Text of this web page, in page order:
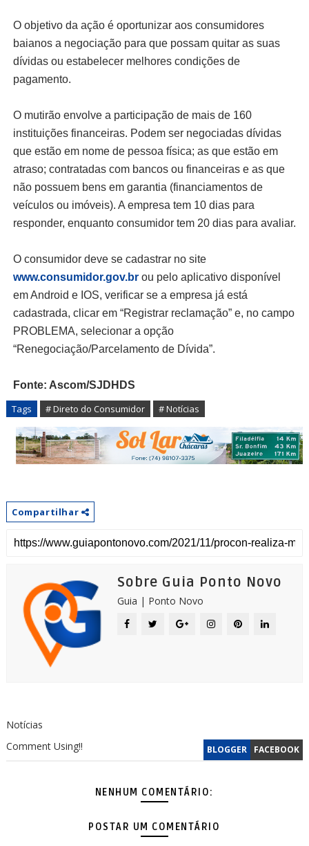
O objetivo da ação é oportunizar aos consumidores
baianos a negociação para que possam quitar as suas
dívidas ou estabelecer melhores condições de
pagamento.
O mutirão envolve a participação de mais de 160
instituições financeiras. Podem ser negociadas dívidas
que estão em nome de pessoa física; as que estão em
atraso; contratadas com bancos ou financeiras e as que
não possuem bens em garantia (financiamentos de
veículos ou imóveis). A empresa tem 10 dias para
responder, enquanto consumidor tem 20 dias para avaliar.
O consumidor deve se cadastrar no site
www.consumidor.gov.brou pelo aplicativo disponível
em Android e IOS, verificar se a empresa já está
cadastrada, clicar em “Registrar reclamação” e, no campo
PROBLEMA, selecionar a opção
“Renegociação/Parcelamento de Dívida”.
Fonte: Ascom/SJDHDS
Tags # Direto do Consumidor # Notícias
Compartilhar
Sobre Guia Ponto Novo
Guia | Ponto Novo
Notícias
BLOGGER FACEBOOK
Comment Using!!
NENHUM COMENTÁRIO:
POSTAR UM COMENTÁRIO